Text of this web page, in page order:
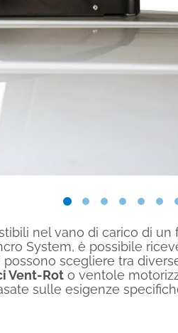
nel vano di carico di
System, è possibile
scegliere tra
Vent-Roto ventole
sulle esigenze